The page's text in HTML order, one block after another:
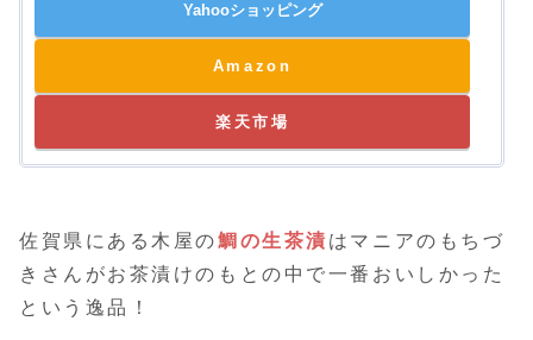
Yahooショッピング
Amazon
楽天市場
佐賀県にある木屋の鯛の生茶漬 はマニアのもちづ
きさんがお茶漬けのもとの中で一番おいしかった
という逸品！